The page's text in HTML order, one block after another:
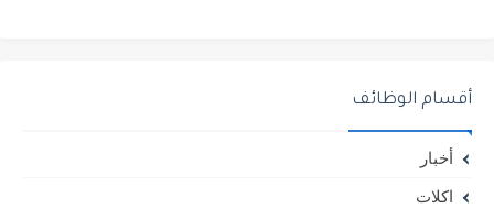
أقسام الوظائف
أخبار
اكلات